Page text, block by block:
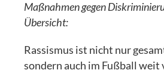
Maßnahmen gegen
Übersicht:
Rassismus ist nicht nur
sondern auch im Fußball weit